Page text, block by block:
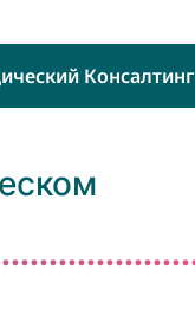
Консалтинг